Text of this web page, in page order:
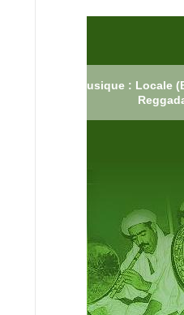
Musique : Locale